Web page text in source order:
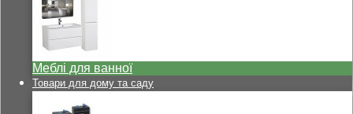
Меблі для ванної
Товари для дому та саду